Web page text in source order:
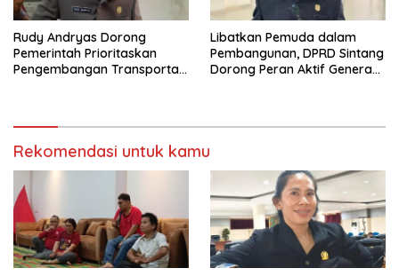
Rudy Andryas Dorong
Pemerintah Prioritaskan
Pengembangan Transportasi
Libatkan Pemuda dalam
Pembangunan, DPRD Sintang
Dorong Peran Aktif Generasi
Rekomendasi untuk kamu